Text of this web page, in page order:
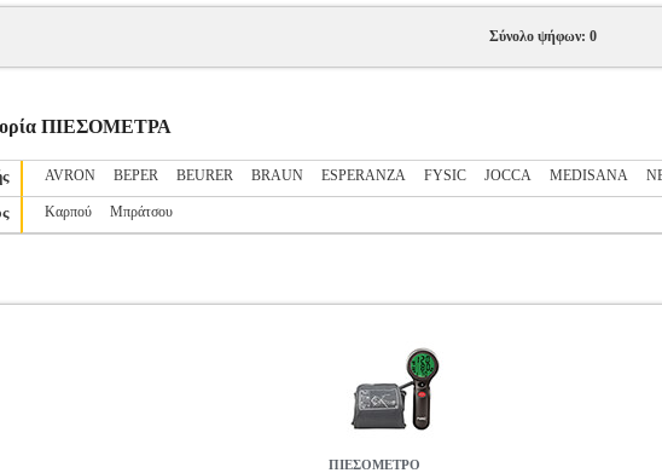
Σύνολο ψήφων: 0
ΠΙΕΣΟΜΕΤΡΑ
AVRON BEPER BEURER BRAUN ESPERANZA FYSIC JOCCA MEDISANA
Καρπού Μπράτσου
ΠΙΕΣΟΜΕΤΡΟ